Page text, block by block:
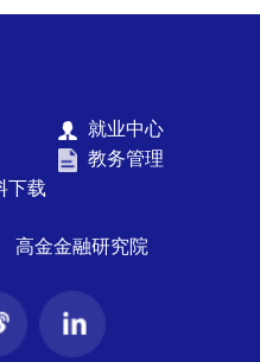
就业中心
教务管理
下载
高金金融研究院